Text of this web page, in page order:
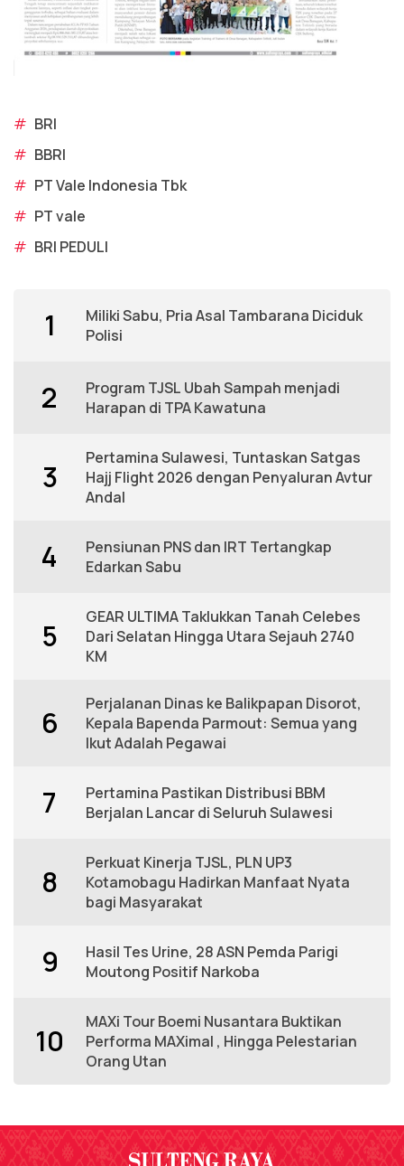
# BRI
# BBRI
# PT Vale Indonesia Tbk
# PT vale
# BRI PEDULI
1
Miliki Sabu, Pria Asal Tambarana Diciduk
Polisi
2
Program TJSL Ubah Sampah menjadi
Harapan di TPA Kawatuna
3
Pertamina Sulawesi, Tuntaskan Satgas
Hajj Flight 2026 dengan Penyaluran Avtur
Andal
4
Pensiunan PNS dan IRT Tertangkap
Edarkan Sabu
5
GEAR ULTIMA Taklukkan Tanah Celebes
Dari Selatan Hingga Utara Sejauh 2740
KM
6
Perjalanan Dinas ke Balikpapan Disorot,
Kepala Bapenda Parmout: Semua yang
Ikut Adalah Pegawai
7
Pertamina Pastikan Distribusi BBM
Berjalan Lancar di Seluruh Sulawesi
8
Perkuat Kinerja TJSL, PLN UP3
Kotamobagu Hadirkan Manfaat Nyata
bagi Masyarakat
9
Hasil Tes Urine, 28 ASN Pemda Parigi
Moutong Positif Narkoba
10
MAXi Tour Boemi Nusantara Buktikan
Performa MAXimal , Hingga Pelestarian
Orang Utan